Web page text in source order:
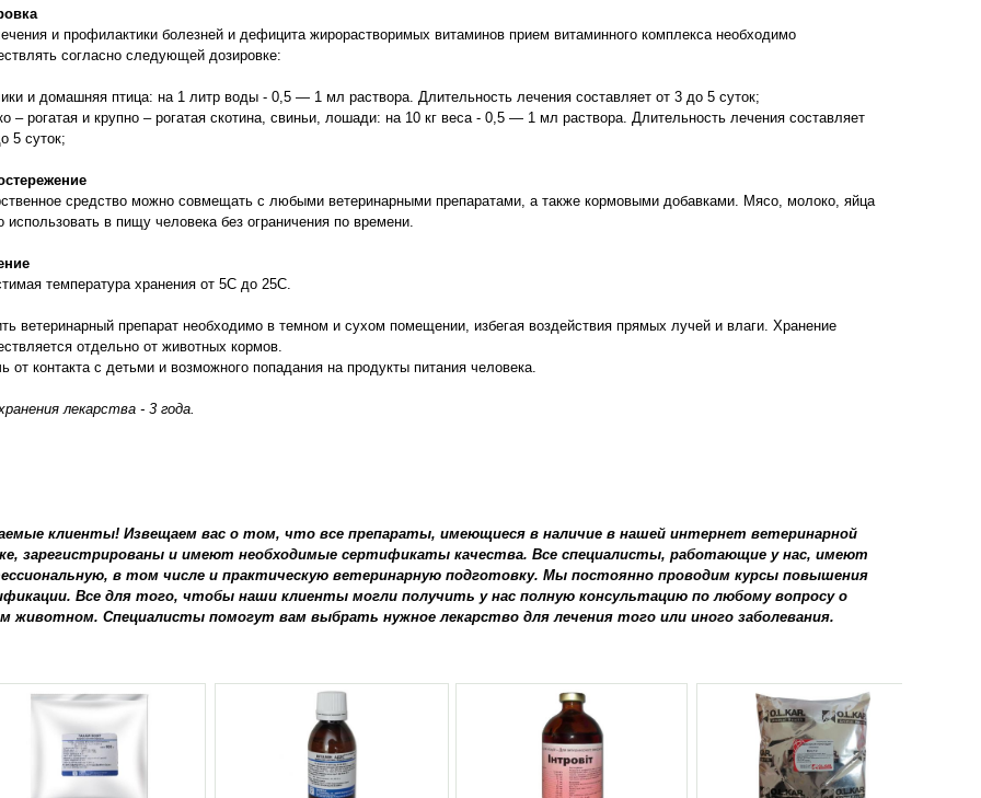
и профилактики болезней и дефицита жирорастворимых витаминов прием витаминного комплекса необходимо
согласно следующей дозировке:
и домашняя птица: на 1 литр воды - 0,5 — 1 мл раствора. Длительность лечения составляет от 3 до 5 суток;
– рогатая и крупно – рогатая скотина, свиньи, лошади: на 10 кг веса - 0,5 — 1 мл раствора. Длительность лечения составляет
5 суток;
средство можно совмещать с любыми ветеринарными препаратами, а также кормовыми добавками. Мясо, молоко, яйца
использовать в пищу человека без ограничения по времени.
температура хранения от 5С до 25С.
ветеринарный препарат необходимо в темном и сухом помещении, избегая воздействия прямых лучей и влаги. Хранение
отдельно от животных кормов.
от контакта с детьми и возможного попадания на продукты питания человека.
лекарства - 3 года.
клиенты! Извещаем вас о том, что все препараты, имеющиеся в наличие в нашей интернет ветеринарной
зарегистрированы и имеют необходимые сертификаты качества. Все специалисты, работающие у нас, имеют
в том числе и практическую ветеринарную подготовку. Мы постоянно проводим курсы повышения
Все для того, чтобы наши клиенты могли получить у нас полную консультацию по любому вопросу о
животном. Специалисты помогут вам выбрать нужное лекарство для лечения того или иного заболевания.